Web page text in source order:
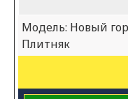
Модель: Новый
Плитняк